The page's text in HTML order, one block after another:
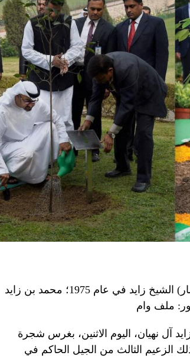
ثلاثة أجيال من عائلة زايد زارت الهند. (من اليسار) الشيخ زايد في عام 1975؛ محمد بن زايد
آل نهيان، اليوم الاثنين، بغرس شجرة
الزعيم الثالث من الجيل الحاكم في